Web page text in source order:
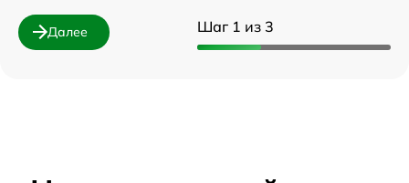
Шаг 1 из 3
Далее